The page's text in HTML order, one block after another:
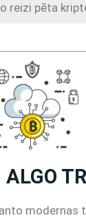
reizi pēta
ALGO
modernas